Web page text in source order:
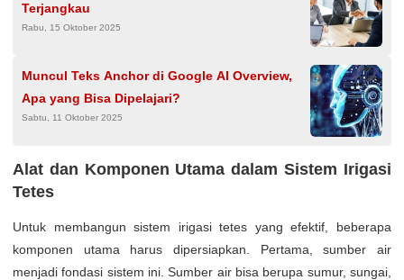
Terjangkau
Rabu, 15 Oktober 2025
Muncul Teks Anchor di Google AI Overview,
Apa yang Bisa Dipelajari?
Sabtu, 11 Oktober 2025
Alat dan Komponen Utama dalam Sistem Irigasi
Tetes
Untuk membangun sistem irigasi tetes yang efektif, beberapa
komponen utama harus dipersiapkan. Pertama, sumber air
menjadi fondasi sistem ini. Sumber air bisa berupa sumur, sungai,